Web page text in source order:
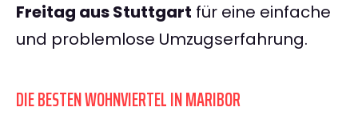
Freitag aus Stuttgart für eine einfache
und problemlose Umzugserfahrung.
DIE BESTEN WOHNVIERTEL IN MARIBOR